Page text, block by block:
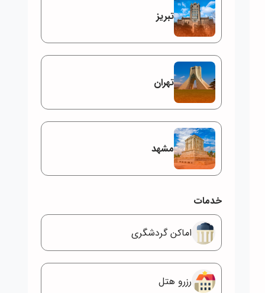
تبریز
تهران
مشهد
خدمات
اماکن گردشگری
رزرو هتل